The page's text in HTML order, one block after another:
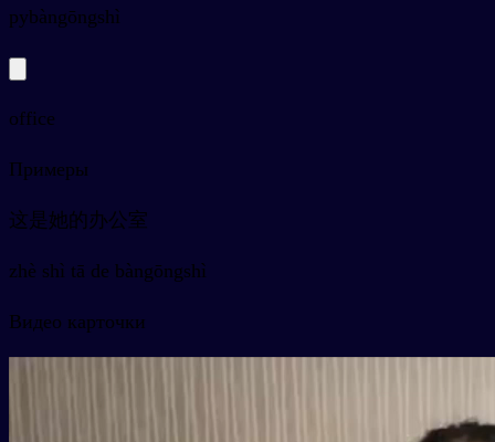
pybàngōngshì
office
Примеры
这是她的办公室
zhè shì tā de bàngōngshì
Видео карточки